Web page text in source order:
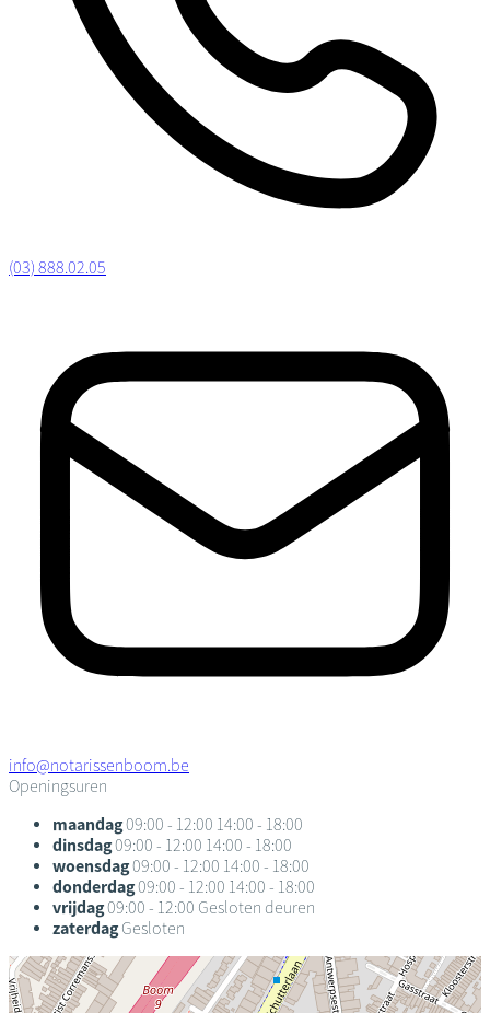
(03) 888.02.05
info@notarissenboom.be
Openingsuren
maandag09:00 - 12:00 14:00 - 18:00
dinsdag09:00 - 12:00 14:00 - 18:00
woensdag09:00 - 12:00 14:00 - 18:00
donderdag09:00 - 12:00 14:00 - 18:00
vrijdag09:00 - 12:00 Gesloten deuren
zaterdag Gesloten